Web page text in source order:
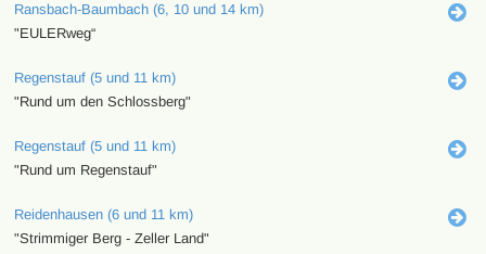
Ransbach-Baumbach (6, 10 und 14 km)
"EULERweg“
Regenstauf (5 und 11 km)
"Rund um den Schlossberg"
Regenstauf (5 und 11 km)
"Rund um Regenstauf"
Reidenhausen (6 und 11 km)
"Strimmiger Berg - Zeller Land"